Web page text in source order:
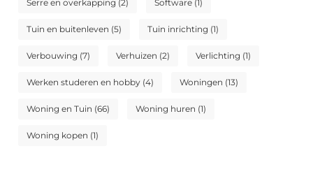
Serre en overkapping (2) Software (1)
Tuin en buitenleven (5) Tuin inrichting (1)
Verbouwing (7) Verhuizen (2) Verlichting (1)
Werken studeren en hobby (4) Woningen (13)
Woning en Tuin (66) Woning huren (1)
Woning kopen (1)